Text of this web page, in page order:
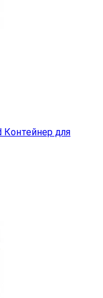
Контейнер для